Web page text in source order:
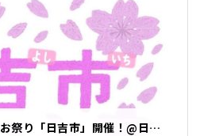
地域のつながりを感じるお祭り「日吉市」開催！@日吉合同庁舎（3月15日）